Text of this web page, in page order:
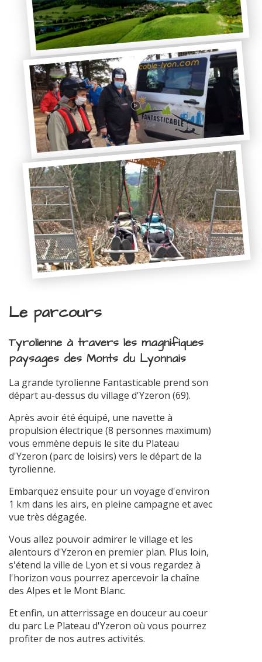
Le parcours
Tyrolienne à travers les magnifiques
paysages des Monts du Lyonnais
La grande tyrolienne Fantasticable prend son
départ au-dessus du village d'Yzeron (69).
Après avoir été équipé, une navette à
propulsion électrique (8 personnes maximum)
vous emmène depuis le site du Plateau
d'Yzeron (parc de loisirs) vers le départ de la
tyrolienne.
Embarquez ensuite pour un voyage d'environ
1 km dans les airs, en pleine campagne et avec
vue très dégagée.
Vous allez pouvoir admirer le village et les
alentours d'Yzeron en premier plan. Plus loin,
s'étend la ville de Lyon et si vous regardez à
l'horizon vous pourrez apercevoir la chaîne
des Alpes et le Mont Blanc.
Et enfin, un atterrissage en douceur au coeur
du parc Le Plateau d'Yzeron où vous pourrez
profiter de nos autres activités.